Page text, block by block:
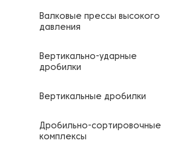
Валковые прессы высокого
давления
Вертикально-ударные
дробилки
Вертикальные дробилки
Дробильно-сортировочные
комплексы